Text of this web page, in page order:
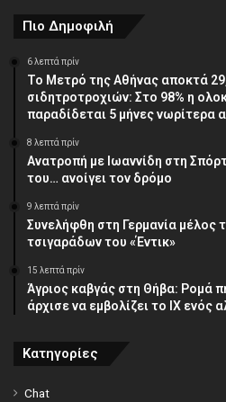
Πιο Δημοφιλή
6 λεπτά πρίν
Το Μετρό της Αθήνας αποκτά
σιδητροτροχιών: Στο 98% η
παραδίδεται 5 μήνες νωρίτερα
8 λεπτά πρίν
Ανατροπή με Ιωαννίδη στη
του… ανοίγει τον δρόμο
9 λεπτά πρίν
Συνελήφθη στη Γερμανία μέλος
τσιγαράδων του «Έντικ»
15 λεπτά πρίν
Άγριος καβγάς στη Θήβα: Ρομά
άρχισε να εμβολίζει το ΙΧ ενός
Κατηγορίες
Chat